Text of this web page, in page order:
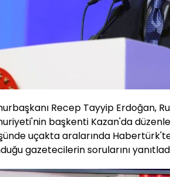
Recep Tayyip Erdoğan,
başkenti Kazan'da
uçakta aralarında
gazetecilerin sorularını